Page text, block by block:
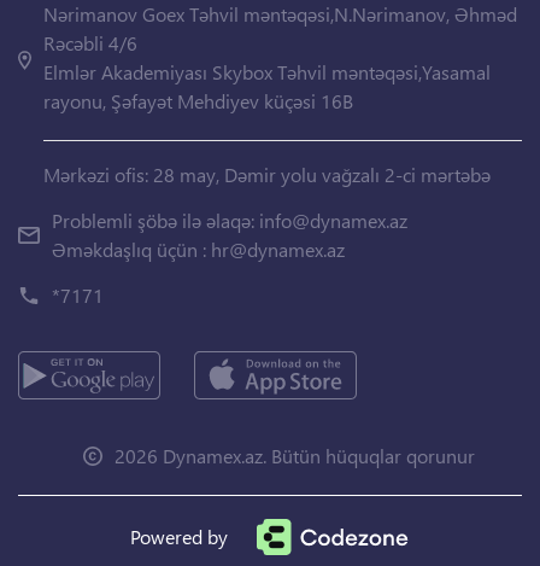
Nərimanov Goex Təhvil məntəqəsi,N.Nərimanov, Əhməd
Rəcəbli 4/6
Elmlər Akademiyası Skybox Təhvil məntəqəsi,Yasamal
rayonu, Şəfayət Mehdiyev küçəsi 16B
Mərkəzi ofis: 28 may, Dəmir yolu vağzalı 2-ci mərtəbə
Problemli şöbə ilə əlaqə: info@dynamex.az
Əməkdaşlıq üçün : hr@dynamex.az
*7171
2026 Dynamex.az. Bütün hüquqlar qorunur
Powered by